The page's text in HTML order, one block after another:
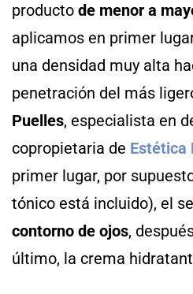
producto de menor a
aplicamos en primer
una densidad muy alta
penetración del más
Puelles, especialista en
copropietaria de Estética
primer lugar, por
tónico está incluido), el
contorno de ojos,
último, la crema